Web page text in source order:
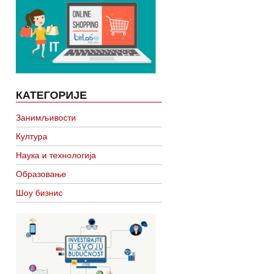
КАТЕГОРИЈЕ
Занимљивости
Култура
Наука и технологија
Образовање
Шоу бизнис